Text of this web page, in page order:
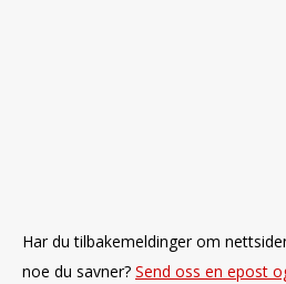
Har du tilbakemeldinger om
noe du savner? Send oss en epost